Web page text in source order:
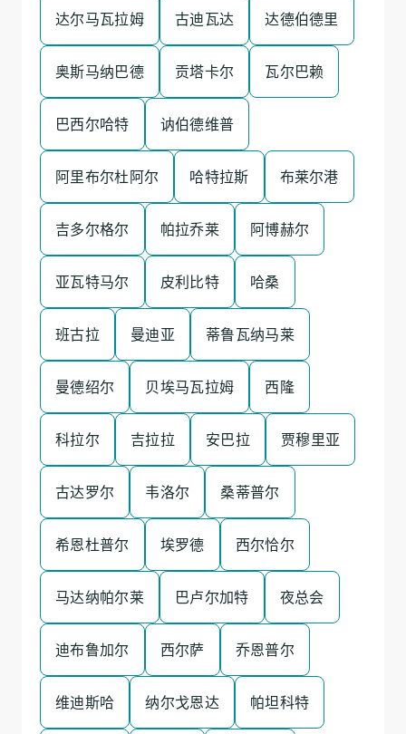
达尔马瓦拉姆 古迪瓦达 达德伯德里
奥斯马纳巴德 贡塔卡尔 瓦尔巴赖
巴西尔哈特 讷伯德维普
阿里布尔杜阿尔 哈特拉斯 布莱尔港
吉多尔格尔 帕拉乔莱 阿博赫尔
亚瓦特马尔 皮利比特 哈桑
班古拉 曼迪亚 蒂鲁瓦纳马莱
曼德绍尔 贝埃马瓦拉姆 西隆
科拉尔 吉拉拉 安巴拉 贾穆里亚
古达罗尔 韦洛尔 桑蒂普尔
希恩杜普尔 埃罗德 西尔恰尔
马达纳帕尔莱 巴卢尔加特 夜总会
迪布鲁加尔 西尔萨 乔恩普尔
维迪斯哈 纳尔戈恩达 帕坦科特